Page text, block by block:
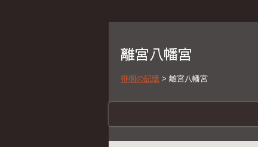
離宮八幡宮
徘徊の記憶 > 離宮八幡宮